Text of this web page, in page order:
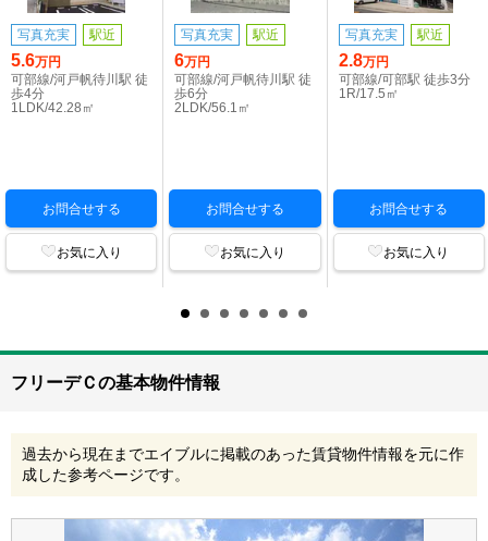
写真充実 駅近
5.6万円
可部線/河戸帆待川駅 徒
歩4分
1LDK/42.28㎡
お問合せする
お気に入り
写真充実 駅近
6万円
可部線/河戸帆待川駅 徒
歩6分
2LDK/56.1㎡
お問合せする
お気に入り
写真充実 駅近
2.8万円
可部線/可部駅 徒歩3分
1R/17.5㎡
お問合せする
お気に入り
フリーデＣの基本物件情報
過去から現在までエイブルに掲載のあった賃貸物件情報を元に作
成した参考ページです。